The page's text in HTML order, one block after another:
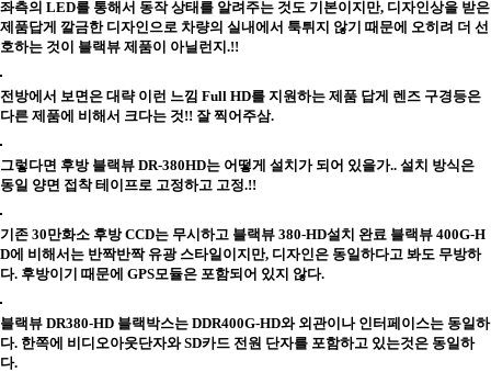
좌측의 LED를 통해서 동작 상태를 알려주는 것도 기본이지만, 디자인상을 받은
제품답게 깔금한 디자인으로 차량의 실내에서 툭튀지 않기 때문에 오히려 더 선
호하는 것이 블랙뷰 제품이 아닐런지.!!
전방에서 보면은 대략 이런 느낌 Full HD를 지원하는 제품 답게 렌즈 구경등은
다른 제품에 비해서 크다는 것!! 잘 찍어주삼.
그렇다면 후방 블랙뷰 DR-380HD는 어떻게 설치가 되어 있을가.. 설치 방식은
동일 양면 접착 테이프로 고정하고 고정.!!
기존 30만화소 후방 CCD는 무시하고 블랙뷰 380-HD설치 완료 블랙뷰 400G-H
D에 비해서는 반짝반짝 유광 스타일이지만, 디자인은 동일하다고 봐도 무방하
다. 후방이기 때문에 GPS모듈은 포함되어 있지 않다.
블랙뷰 DR380-HD 블랙박스는 DDR400G-HD와 외관이나 인터페이스는 동일하
다. 한쪽에 비디오아웃단자와 SD카드 전원 단자를 포함하고 있는것은 동일하
다.